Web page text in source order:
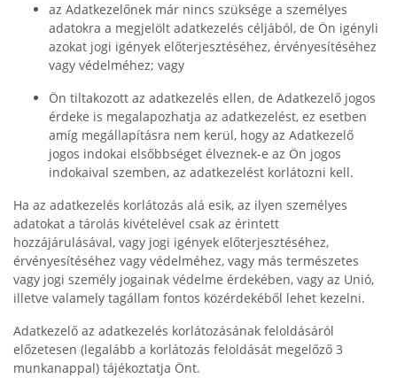
az Adatkezelőnek már nincs szüksége a személyes
adatokra a megjelölt adatkezelés céljából, de Ön igényli
azokat jogi igények előterjesztéséhez, érvényesítéséhez
vagy védelméhez; vagy
Ön tiltakozott az adatkezelés ellen, de Adatkezelő jogos
érdeke is megalapozhatja az adatkezelést, ez esetben
amíg megállapításra nem kerül, hogy az Adatkezelő
jogos indokai elsőbbséget élveznek-e az Ön jogos
indokaival szemben, az adatkezelést korlátozni kell.
Ha az adatkezelés korlátozás alá esik, az ilyen személyes
adatokat a tárolás kivételével csak az érintett
hozzájárulásával, vagy jogi igények előterjesztéséhez,
érvényesítéséhez vagy védelméhez, vagy más természetes
vagy jogi személy jogainak védelme érdekében, vagy az Unió,
illetve valamely tagállam fontos közérdekéből lehet kezelni.
Adatkezelő az adatkezelés korlátozásának feloldásáról
előzetesen (legalább a korlátozás feloldását megelőző 3
munkanappal) tájékoztatja Önt.